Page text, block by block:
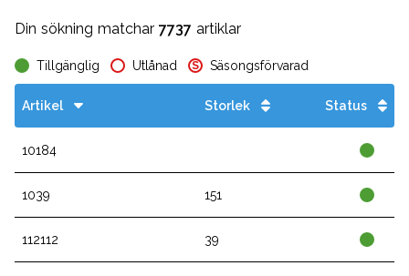
Din sökning matchar 7737 artiklar
Tillgänglig Utlånad S Säsongsförvarad
Artikel Storlek Status
10184
1039 151
112112 39